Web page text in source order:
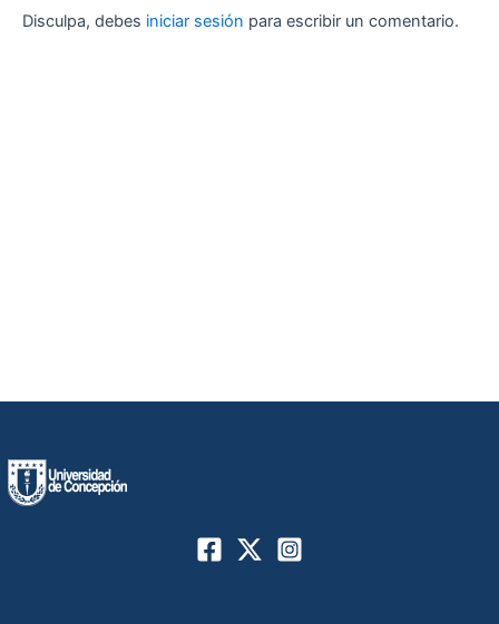
Disculpa, debes iniciar sesión para escribir un comentario.